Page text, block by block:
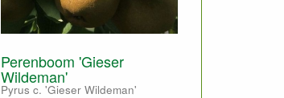
Perenboom 'Gieser
Wildeman'
Pyrus c. 'Gieser Wildeman'